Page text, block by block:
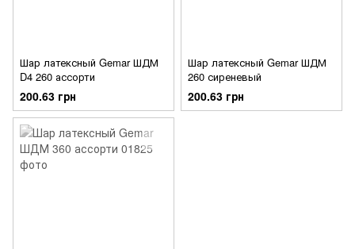
Шар латексный Gemar ШДМ
D4 260 ассорти
200.63 грн
Шар латексный Gemar ШДМ
260 сиреневый
200.63 грн